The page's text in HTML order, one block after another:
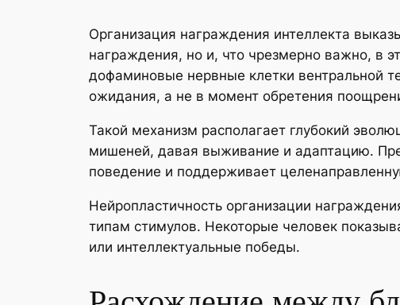
Организация награждения интеллекта
награждения, но и, что чрезмерно важно, в
дофаминовые нервные клетки вентральной
ожидания, а не в момент обретения
Такой механизм располагает глубокий
мишеней, давая выживание и адаптацию.
поведение и поддерживает
Нейропластичность организации
типам стимулов. Некоторые человек
или интеллектуальные победы.